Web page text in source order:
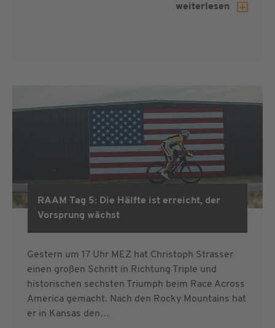
weiterlesen
RAAM 2019
RAAM Tag 5: Die Hälfte ist erreicht, der
Vorsprung wächst
Gestern um 17 Uhr MEZ hat Christoph Strasser
einen großen Schritt in Richtung Triple und
historischen sechsten Triumph beim Race Across
America gemacht. Nach den Rocky Mountains hat
er in Kansas den…